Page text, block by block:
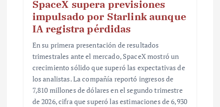
SpaceX supera previsiones
impulsado por Starlink aunque
IA registra pérdidas
En su primera presentación de resultados
trimestrales ante el mercado, SpaceX mostró un
crecimiento sólido que superó las expectativas de
los analistas. La compañía reportó ingresos de
7,810 millones de dólares en el segundo trimestre
de 2026, cifra que superó las estimaciones de 6,930